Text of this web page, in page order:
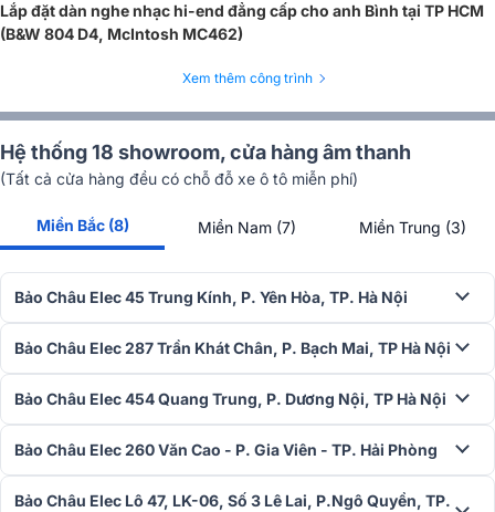
Mặt trên, Mono Power McIntosh MC901 được làm nổi bật bởi một
loạt các sơ đồ được in trên kính phác thảo các mạch cơ bản và
thông số kỹ thuật của thiết bị
Cùng với đó là một bảng tên kính được cắt bằng một vòng nhôm
tròn được hoàn thiện để phù hợp với các đầu bảng điều khiển phía
trước.
Lắp đặt dàn nghe nhạc hi-end đẳng cấp cho anh Bình tại TP HCM
(B&W 804 D4, McIntosh MC462)
Xem thêm công trình
Hệ thống 18 showroom, cửa hàng âm thanh
(Tất cả cửa hàng đều có chỗ đỗ xe ô tô miễn phí)
Miền Bắc (8) Miền Nam (7) Miền Trung (3)
Bảo Châu Elec 45 Trung Kính, P. Yên Hòa, TP. Hà Nội
Bảo Châu Elec 287 Trần Khát Chân, P. Bạch Mai, TP Hà Nội
Bảo Châu Elec 454 Quang Trung, P. Dương Nội, TP Hà Nội
Bảo Châu Elec 260 Văn Cao - P. Gia Viên - TP. Hải Phòng
Bảo Châu Elec Lô 47, LK-06, Số 3 Lê Lai, P.Ngô Quyền, TP.